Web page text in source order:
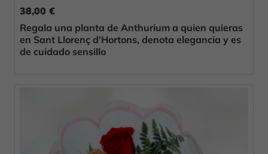
38,00 €
Regala una planta de Anthurium a quien quieras
en Sant Llorenç d'Hortons, denota elegancia y es
de cuidado sensillo